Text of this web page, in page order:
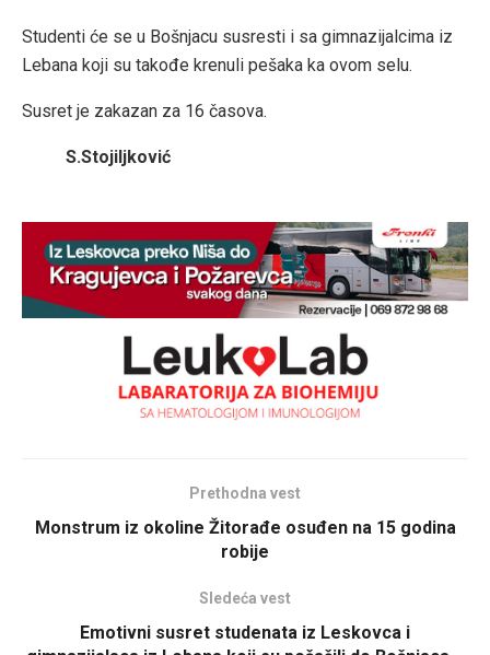
Studenti će se u Bošnjacu susresti i sa gimnazijalcima iz
Lebana koji su takođe krenuli pešaka ka ovom selu.
Susret je zakazan za 16 časova.
S.Stojiljković
Prethodna vest
Monstrum iz okoline Žitorađe osuđen na 15 godina
robije
Sledeća vest
Emotivni susret studenata iz Leskovca i